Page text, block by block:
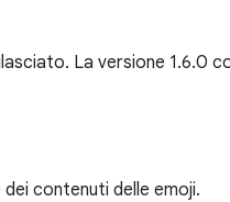
La versione 1.6.0
contenuti delle emoji.